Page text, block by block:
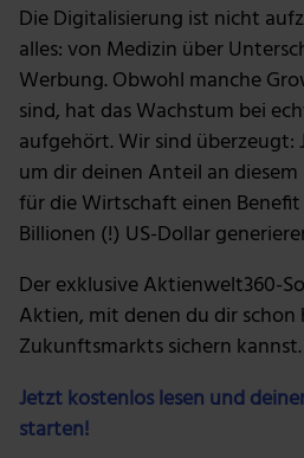
Die Digitalisierung ist nicht
alles: von Medizin über
Werbung. Obwohl manche
sind, hat das Wachstum bei
aufgehört. Wir sind
um dir deinen Anteil an
für die Wirtschaft einen Benefit
Billionen (!) US-Dollar
Der exklusive Aktienwelt360-
Aktien, mit denen du dir schon
Zukunftsmarkts sichern kannst.
Jetzt kostenlos lesen und
starten!